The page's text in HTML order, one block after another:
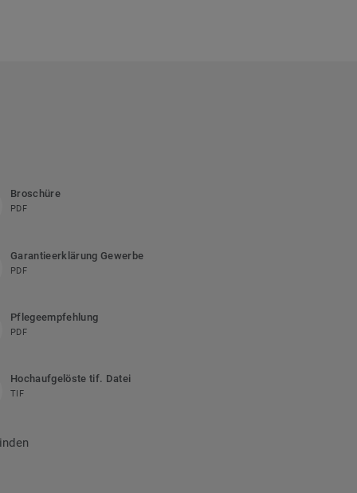
Broschüre
PDF
Garantieerklärung Gewerbe
PDF
Pflegeempfehlung
PDF
Hochaufgelöste tif. Datei
TIF